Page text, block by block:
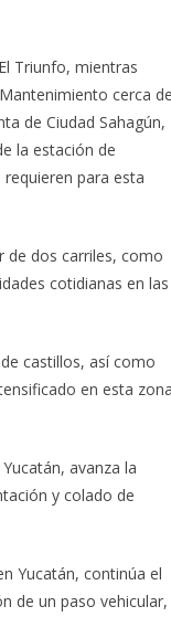
Triunfo, mientras
cerca de
de Ciudad Sahagún,
la estación de
para esta
de dos carriles, como
cotidianas en las
castillos, así como
en esta zona
avanza la
y colado de
Yucatán, continúa el
de un paso vehicular,